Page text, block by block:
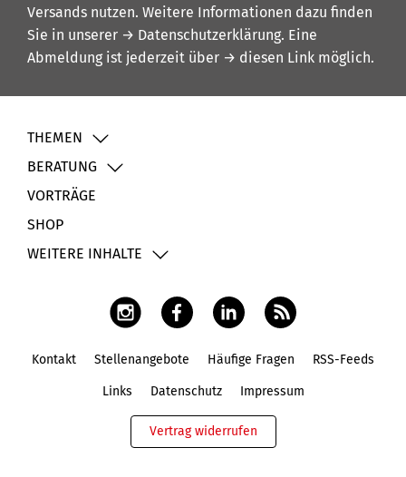
Versands nutzen. Weitere Informationen dazu finden
Sie in unserer → Datenschutzerklärung. Eine
Abmeldung ist jederzeit über → diesen Link möglich.
THEMEN
BERATUNG
VORTRÄGE
SHOP
WEITERE INHALTE
Kontakt Stellenangebote Häufige Fragen RSS-Feeds
Links Datenschutz Impressum
Vertrag widerrufen